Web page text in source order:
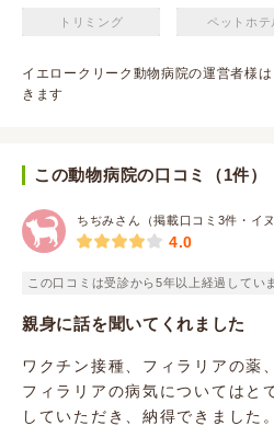
トリミング ペットホテ
イエロークリーク動物病院の運営者様
きます
この動物病院の口コミ（1件）
ちぢみさん（掲載口コミ3件・イヌ
4.0
この口コミは受診から5年以上経過してい
親身に話を聞いてくれました
ワクチン接種、フィラリアの薬
フィラリアの病気についてはと
していただき、納得できました